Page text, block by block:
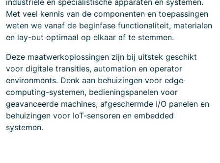
industriële en specialistische apparaten en systemen.
Met veel kennis van de componenten en toepassingen
weten we vanaf de beginfase functionaliteit, materialen
en lay-out optimaal op elkaar af te stemmen.
Deze maatwerkoplossingen zijn bij uitstek geschikt
voor digitale transities, automation en operator
environments. Denk aan behuizingen voor edge
computing-systemen, bedieningspanelen voor
geavanceerde machines, afgeschermde I/O panelen en
behuizingen voor IoT-sensoren en embedded
systemen.